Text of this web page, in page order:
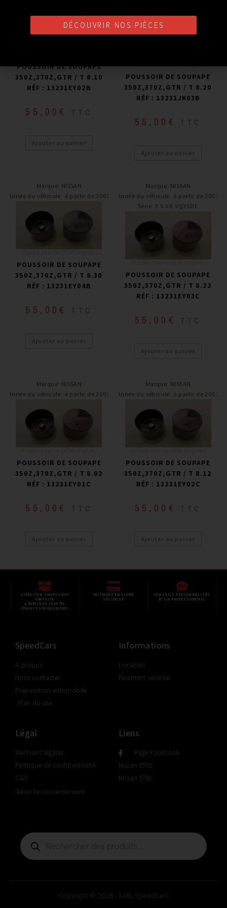
POUSSOIR DE SOUPAPE
350Z,370Z,GTR / T 8.10
RÉF : 13231EY02B
55,00 € TTC
Ajouter au panier
POUSSOIR DE SOUPAPE
350Z,370Z,GTR / T 8.20
RÉF : 13231JK03B
55,00 € TTC
Ajouter au panier
Marque: NISSAN
Année du véhicule: à partir de 2003
POUSSOIR DE SOUPAPE
350Z,370Z,GTR / T 8.30
RÉF : 13231EY04B
55,00 € TTC
Ajouter au panier
Marque: NISSAN
Année du véhicule: à partir de 2003
Série: 3.5 V6 VQ35DE
POUSSOIR DE SOUPAPE
350Z,370Z,GTR / T 8.22
RÉF : 13231EY03C
55,00 € TTC
Ajouter au panier
Marque: NISSAN
Année du véhicule: à partir de 2003
POUSSOIR DE SOUPAPE
350Z,370Z,GTR / T 8.02
RÉF : 13231EY01C
55,00 € TTC
Ajouter au panier
Marque: NISSAN
Année du véhicule: à partir de 2003
POUSSOIR DE SOUPAPE
350Z,370Z,GTR / T 8.12
RÉF : 13231EY02C
55,00 € TTC
Ajouter au panier
LIVRAISON SHOP2SHOP
GRATUITE
À PARTIR DE 350€ TTC
(FRANCE UNIQUEMENT)
PAIEMENT EN LIGNE
SÉCURISÉ
CONSEILS PERSONNALISÉS
D'UN PROFESSIONNEL
SpeedCars
A propos
Nous contacter
Préparation automobile
Plan du site
Informations
Livraison
Paiement sécurisé
Légal
Mentions légales
Politique de confidentialité
CGV
Gérer le consentement
Liens
Page Facebook
Nissan 350z
Nissan 370z
Copyright © 2026 - SARL SpeedCars
DÉCOUVRIR NOS PIÈCES